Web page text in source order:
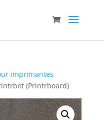
imprimantes
(Printrboard)